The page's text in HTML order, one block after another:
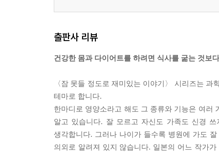
출판사 리뷰
건강한 몸과 다이어트를 하려면 식사를 굶는 것보
〈잠 못들 정도로 재미있는 이야기〉 시리즈는
테마로 합니다.
한마디로 영양소라고 해도 그 종류와 기능은 여러
알고 있습니다. 잘 모르고 자신도 가족도 신경
생각합니다. 그러나 나이가 들수록 병원에 가도
의외로 알려져 있지 않습니다. 일본의 어느 작가